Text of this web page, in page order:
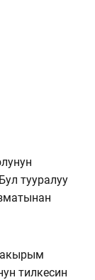
тууралуу
тилкесин